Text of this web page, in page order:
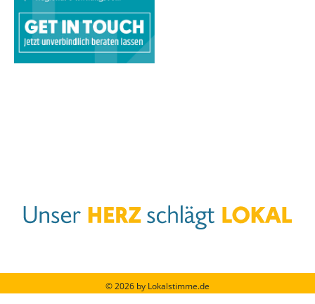
© 2026 by Lokalstimme.de